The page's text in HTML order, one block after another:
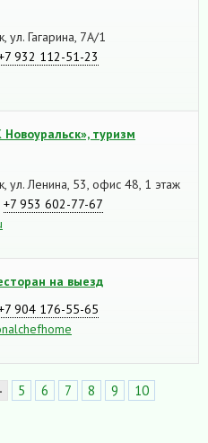
ул. Гагарина, 7А/1
932 112-51-23
Новоуральск», туризм
ул. Ленина, 53, офис 48, 1 этаж
+7 953 602-77-67
на выезд
904 176-55-65
5 6 7 8 9 10